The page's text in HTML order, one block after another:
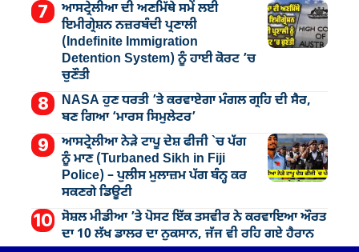
ਆਸਟ੍ਰੇਲੀਆ ਦੀ ਅਣਮਿੱਥੇ ਸਮੇਂ ਲਈ
ਇਮੀਗ੍ਰੇਸ਼ਨ ਨਜ਼ਰਬੰਦੀ ਪ੍ਰਣਾਲੀ
(Indefinite Immigration
Detention System) ਨੂੰ ਹਾਈ ਕੋਰਟ ’ਚ
ਚੁਣੌਤੀ
NASA ਹੁਣ ਧਰਤੀ ’ਤੇ ਕਰਵਾਏਗਾ ਮੰਗਲ ਗ੍ਰਹਿ ਦੀ ਸੈਰ,
ਬਣ ਗਿਆ ‘ਮਾਰਸ ਸਿਮੁਲੇਟਰ’
ਆਸਟ੍ਰੇਲੀਆ ਨੇੜੇ ਟਾਪੂ ਦੇਸ਼ ਫੀਜੀ `ਚ ਪੱਗ
ਨੂੰ ਮਾਣ (Turbaned Sikh in Fiji
Police) – ਪੁਲੀਸ ਮੁਲਾਜ਼ਮ ਪੱਗ ਬੰਨ੍ਹ ਕਰ
ਸਕਣਗੇ ਡਿਊਟੀ
ਸੋਸ਼ਲ ਮੀਡੀਆ ’ਤੇ ਪੋਸਟ ਇੱਕ ਤਸਵੀਰ ਨੇ ਕਰਵਾਇਆ ਔਰਤ
ਦਾ 10 ਲੱਖ ਡਾਲਰ ਦਾ ਨੁਕਸਾਨ, ਜੱਜ ਵੀ ਰਹਿ ਗਏ ਹੈਰਾਨ